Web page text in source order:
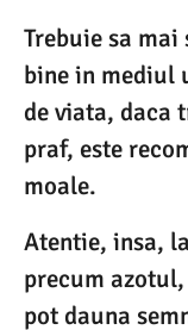
Trebuie sa
bine in mediul
de viata, daca
praf, este
moale.
Atentie, insa,
precum
pot dauna